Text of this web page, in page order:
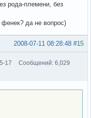
рода-племени, без
да не вопрос)
#15
2008-07-11 08:28:48
17
Сообщений: 6,029